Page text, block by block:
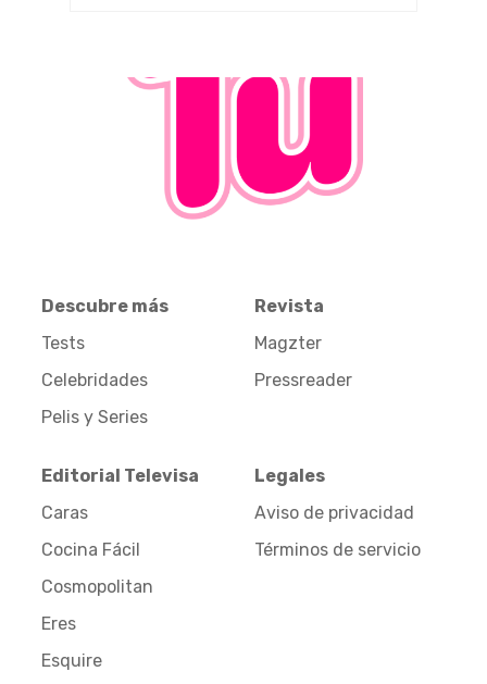
Descubre más
Tests
Celebridades
Pelis y Series
Revista
Magzter
Pressreader
Editorial Televisa
Caras
Cocina Fácil
Cosmopolitan
Eres
Esquire
Legales
Aviso de privacidad
Términos de servicio